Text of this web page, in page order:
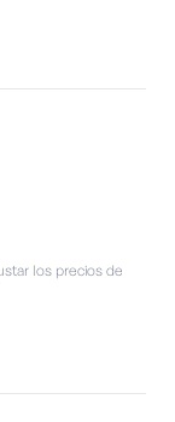
los precios de